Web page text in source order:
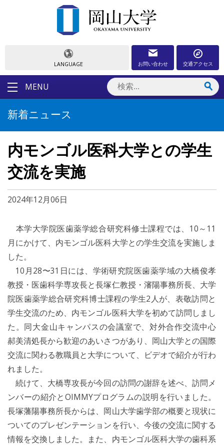
LANGUAGE お問い合わせ 交通アクセス
MENU
新着ニュース
内モンゴル医科大学との学生
交流を実施
2024年12月06日
本学大学院医歯薬学総合研究科修士課程では、10～11
月にかけて、内モンゴル医科大学との学生交流を実施しま
した。
10月28〜31日には、学術研究院医歯薬学域の大橋俊孝
教授・医歯科学専攻長と長塚仁教授・瀋陽事務所長、大学
院医歯薬学総合研究科博士課程の学生2人が、表敬訪問と
学生交流のため、内モンゴル医科大学を初めて訪問しまし
た。同大金山キャンパスの会議室で、対外合作交流中心
郝美清処長から歓迎のあいさつがあり、岡山大学との国際
交流に関わる教職員と大学について、ビデオで紹介が行わ
れました。
続けて、大橋専攻長が今回の訪問の謝辞を述べ、訪問メ
ンバーの紹介とOIMMYプログラムの説明を行いました。
長塚藩陽事務所長からは、岡山大学歯学部の概要と現状に
ついてのプレゼンテーションを行い、今後の交流に関する
情報を交換しました。また、内モンゴル医科大学の歯科系